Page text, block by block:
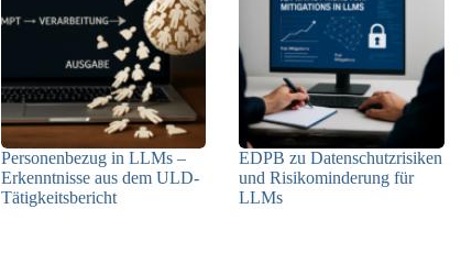
Personenbezug in LLMs –
Erkenntnisse aus dem ULD-
Tätigkeitsbericht
EDPB zu Datenschutzrisiken
und Risikominderung für
LLMs